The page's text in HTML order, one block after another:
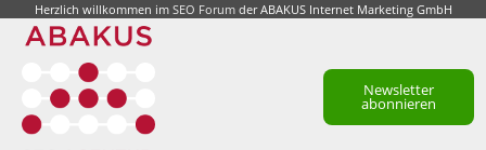
Herzlich willkommen im SEO Forumder ABAKUS Internet Marketing GmbH
Newsletter
abonnieren